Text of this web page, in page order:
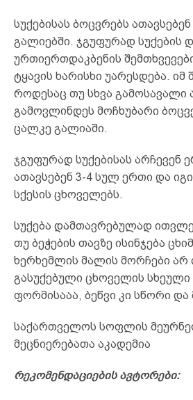
სუქებისას ბოცვრებს
გალიებში. ჯგუფურად სუქების
ურთიერთდაკბენის
ტყავის ხარისხი უარესდება. იმ
როდესაც თუ სხვა გამოსავალი
გამოვლინდეს მოჩხუბარი
ცალკე გალიაში.
ჯგუფურად სუქებისას არჩევენ
ათავსებენ 3-4 სულ ერთი და
სქესის ცხოველებს.
სუქება დამთავრებულად
თუ ბეჭების თავზე ისინჯება
ხერხემლის მალის მორჩები არ
გასუქებული ცხოველის
ფორმისააა, ბეწვი კი სწორი და
საქართველოს სოფლის
მეცნიერებათა აკადემია
რეკომენდაციების ავტორები: